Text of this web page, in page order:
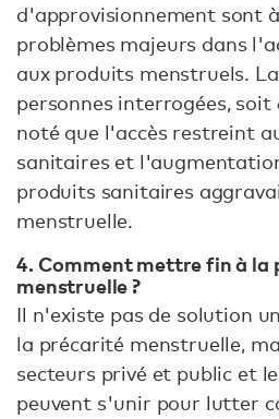
d'approvisionnement sont
problèmes majeurs dans
aux produits menstruels.
personnes interrogées,
noté que l'accès restreint
sanitaires et
produits sanitaires
menstruelle.
4. Comment mettre fin à la
menstruelle ?
Il n'existe pas de solution
la précarité menstruelle,
secteurs privé et public et
peuvent s'unir pour lutter